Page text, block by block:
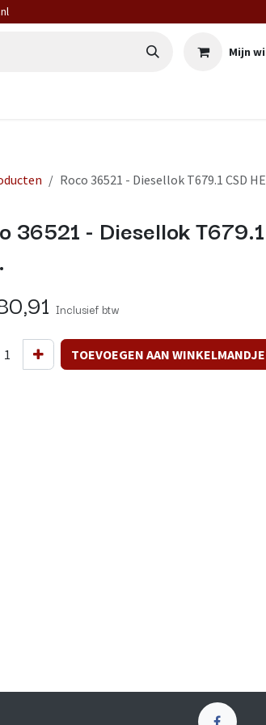
Mijn
Roco 36521 - Diesellok T679.1 CSD
36521 - Diesellok
Inclusief btw
TOEVOEGEN AAN WINKELMANDJE